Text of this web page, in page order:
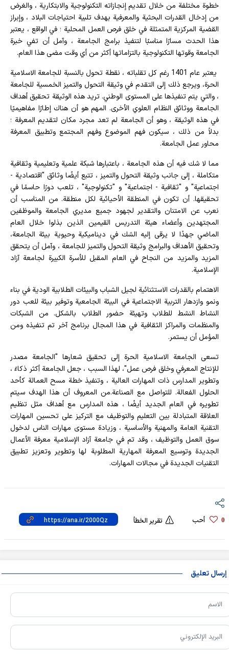
خطوة مختلفة من خلال تقديم إنجازاته التكنولوجية والابتكارية ، والغرض
من إدخال القدرات البحثية والمعرفية بهدف تلبية احتياجات البلاد ، وإبراز
القضية المركزية المتمثلة في خلق فرص العمل المحلية ؛ في الواقع ، يعتبر
هذا الحدث مسارًا مناسبًا لتنفيذ برامج الجامعة ، وآمل أن تفي خبرة
الجامعة وقوتها التكنولوجية بالتزاماتها أكثر من أي وقت مضى هذا العام.
يعتبر عام 1401 رغم كل تقلباته ، نقطة تحول بالنسبة للجامعة الاسلامية
الحرة، ويرجع ذلك إلى التقدم في وثيقة التحول والتميز الخمسية للجامعة
، والتي يتم تنفيذها على المستوى الوطني. تريد هذه الوثيقة تحقيق أهداف
الجامعة ووثائق النظام العلوي الأخرى. المهم هو أن هناك إطارًا مفاهيميًا
في هذه الوثيقة ، وهو أن الجامعة لم تعد مجرد مكان لتقديم المعرفة ؛
بدلاً من ذلك ، سيكون فهم الموضوع وفهم المجتمع وتطبيق المعرفة
محاور عمل الجامعة.
مما لا شك فيه أن هذه الجامعة ، باعتبارها شبكة علمية وتعليمية وثقافية
متكاملة ، إلى جانب وثيقة التحول والتميز ، تتبع أيضًا وثائق "اقتصادية -
اجتماعية" و "ثقافية - اجتماعية" و "تكنولوجية" ، تلعب دورًا حاسمًا في
تحقيقها. أن تكون في المنطقة الأحيائية لكل منطقة. من المناسب أن
نعرب عن الامتنان والتقدير لجهود جميع مديري الجامعة والموظفين
المجتهدين وأعضاء هيئة التدريس القيمين الذين بذلوا خلال العام
الماضي جهدًا لا يرقى إليه الشك في ديناميكية وحيوية بيئة الجامعة،
وتحقيق الأهداف والبرامج وثيقة التحول والتميز للجامعة ، وآمل أن يتحقق
المزيد والمزيد من النجاح في العام المقبل للأسرة الكبيرة لجامعة آزاد
الإسلامية.
الاهتمام بالقدرات الاستثنائية لجيل الشباب والبيئات الطلابية الودية في بناء
ونمو وازدهار التربية الاجتماعية في البيئة الجامعية وتوفير بيئة للعب دور
النشاط النشط للطلاب وتهيئة حضور الطلاب بالشكل. من الشبكات
والمنظمات والمراكز الثقافية في هذا المجال برنامج آخر تم تنفيذه ومن
المؤمل أن يستمر.
تسعى الجامعة الاسلامية الحرة إلى تحقيق شعارها "الجامعة مصدر
للإنتاج المعرفي وخلق فرص عمل"، لهذا السبب ، جعل الجامعة أكثر ذكاءً ،
وتطوير المدارس ذات المهارات العالية ، وتنفيذ خطة مسح العمالة كأحد
الحلول الفعالة. للتواصل مع الصناعة.من المعروف أن هذا الهدف سيتم
تطويره في العام الجديد أيضًا ، هذه المدارس مع أهداف مثل تنظيم
العلاقة المتبادلة بين التعليم والتوظيف مع التركيز على تحسين المهارات
التقنية العامة والمهنية والأساسية ، وزيادة مستوى مهارات الناس لدخول
سوق العمل والتوظيف ، وقد تم في جامعة آزاد الإسلامية معرفة الأعمال
الجديدة وتوسيع المعرفة المهارية المطلوبة لها وتطوير وتعزيز تطبيق
التقنيات الجديدة في مجالات المهارات.
0 أحب تقرير الخطأ
إرسال تعليق